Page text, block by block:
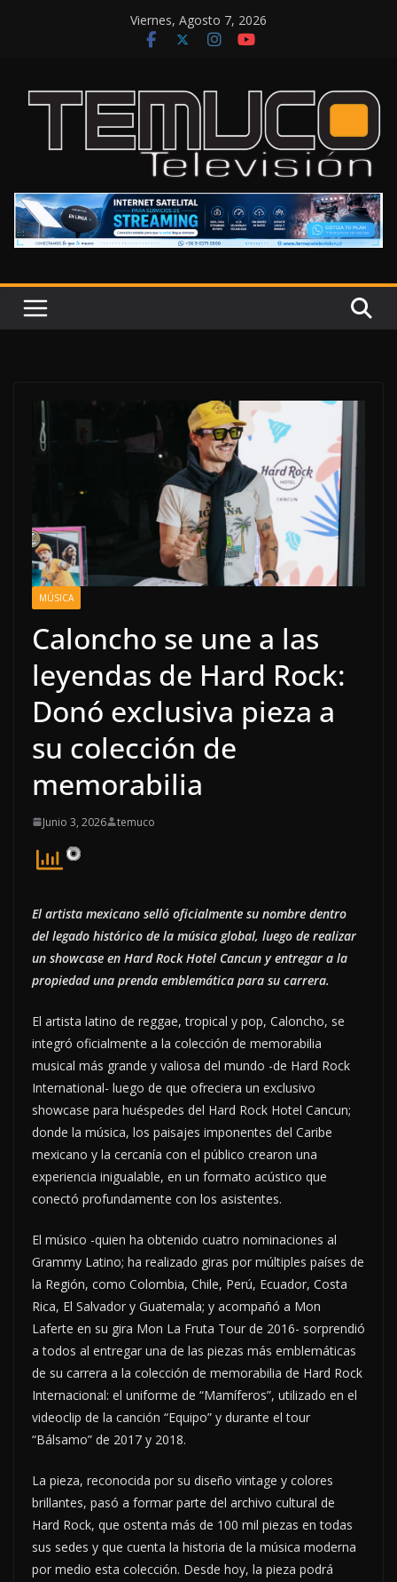
Viernes, Agosto 7, 2026
MÚSICA
Caloncho se une a las
leyendas de Hard Rock:
Donó exclusiva pieza a
su colección de
memorabilia
Junio 3, 2026 temuco
El artista mexicano selló oficialmente su nombre dentro
del legado histórico de la música global, luego de realizar
un showcase en Hard Rock Hotel Cancun y entregar a la
propiedad una prenda emblemática para su carrera.
El artista latino de reggae, tropical y pop, Caloncho, se
integró oficialmente a la colección de memorabilia
musical más grande y valiosa del mundo -de Hard Rock
International- luego de que ofreciera un exclusivo
showcase para huéspedes del Hard Rock Hotel Cancun;
donde la música, los paisajes imponentes del Caribe
mexicano y la cercanía con el público crearon una
experiencia inigualable, en un formato acústico que
conectó profundamente con los asistentes.
El músico -quien ha obtenido cuatro nominaciones al
Grammy Latino; ha realizado giras por múltiples países de
la Región, como Colombia, Chile, Perú, Ecuador, Costa
Rica, El Salvador y Guatemala; y acompañó a Mon
Laferte en su gira Mon La Fruta Tour de 2016- sorprendió
a todos al entregar una de las piezas más emblemáticas
de su carrera a la colección de memorabilia de Hard Rock
Internacional: el uniforme de “Mamíferos”, utilizado en el
videoclip de la canción “Equipo” y durante el tour
“Bálsamo” de 2017 y 2018.
La pieza, reconocida por su diseño vintage y colores
brillantes, pasó a formar parte del archivo cultural de
Hard Rock, que ostenta más de 100 mil piezas en todas
sus sedes y que cuenta la historia de la música moderna
por medio esta colección. Desde hoy, la pieza podrá